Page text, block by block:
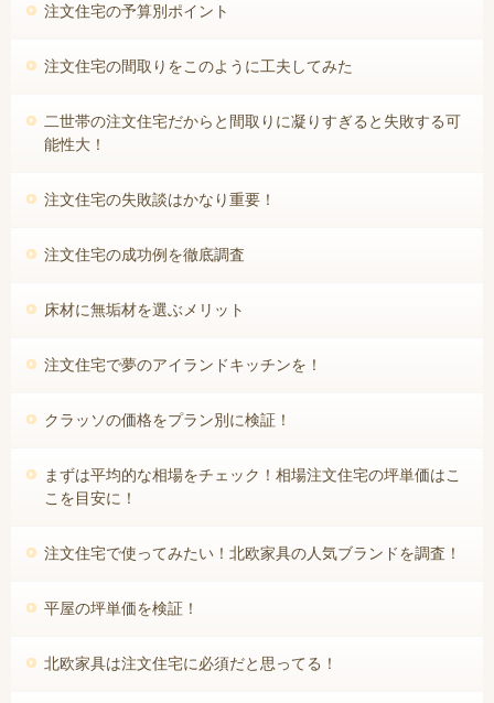
注文住宅の予算別ポイント
注文住宅の間取りをこのように工夫してみた
二世帯の注文住宅だからと間取りに凝りすぎると失敗する可
能性大！
注文住宅の失敗談はかなり重要！
注文住宅の成功例を徹底調査
床材に無垢材を選ぶメリット
注文住宅で夢のアイランドキッチンを！
クラッソの価格をプラン別に検証！
まずは平均的な相場をチェック！相場注文住宅の坪単価はこ
こを目安に！
注文住宅で使ってみたい！北欧家具の人気ブランドを調査！
平屋の坪単価を検証！
北欧家具は注文住宅に必須だと思ってる！